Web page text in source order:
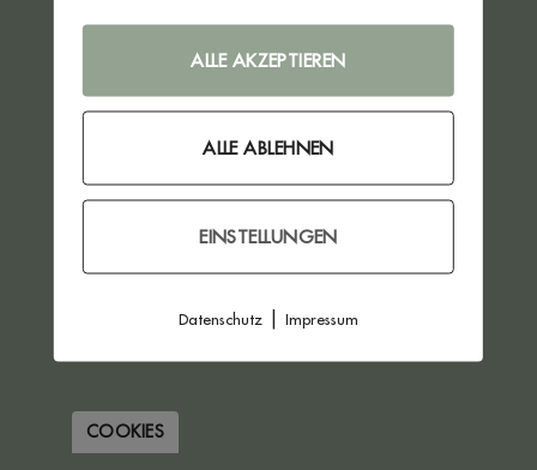
COOKIES
ALLE AKZEPTIEREN
ALLE ABLEHNEN
EINSTELLUNGEN
Datenschutz| Impressum